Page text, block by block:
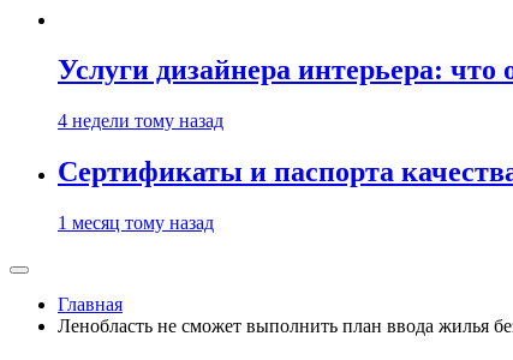
Услуги дизайнера интерьера:
4 недели тому назад
Сертификаты и паспорта
1 месяц тому назад
Главная
Ленобласть не сможет выполнить план ввода жилья